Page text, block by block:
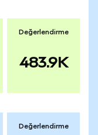
Değerlendirme
483.9K
Değerlendirme